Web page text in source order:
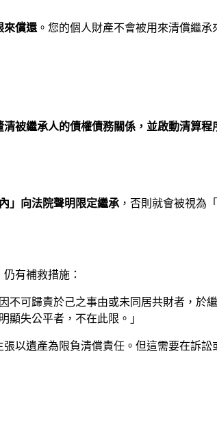
來償還 。您的個人財產不會被用來清償繼
清被繼承人的債權債務關係，並啟動清算程
」向法院聲明限定繼承 ，否則就會被視為
有補救措施：
不可歸責於己之事由或未同居共財者，於
顯失公平者，不在此限。」
以遺產為限負清償責任。但這需要在訴